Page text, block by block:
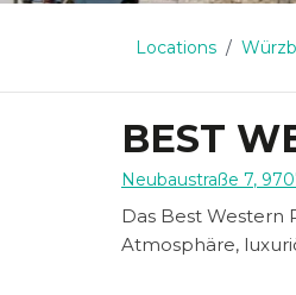
Locations
BEST
Neubaustraße 7,
Das Best Western
Atmosphäre,